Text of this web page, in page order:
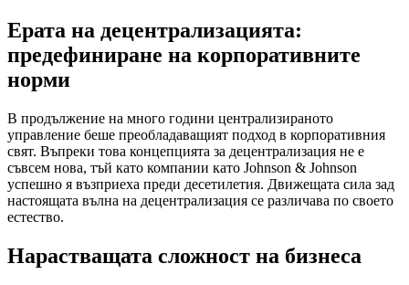
Ерата на децентрализацията:
предефиниране на корпоративните
норми
В продължение на много години централизираното
управление беше преобладаващият подход в корпоративния
свят. Въпреки това концепцията за децентрализация не е
съвсем нова, тъй като компании като Johnson & Johnson
успешно я възприеха преди десетилетия. Движещата сила зад
настоящата вълна на децентрализация се различава по своето
естество.
Нарастващата сложност на бизнеса